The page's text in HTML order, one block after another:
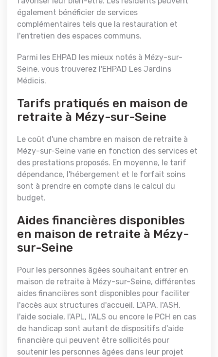
également bénéficier de services
complémentaires tels que la restauration et
l'entretien des espaces communs.
Parmi les EHPAD les mieux notés à Mézy-sur-
Seine, vous trouverez l'EHPAD Les Jardins
Médicis.
Tarifs pratiqués en maison de
retraite à Mézy-sur-Seine
Le coût d'une chambre en maison de retraite à
Mézy-sur-Seine varie en fonction des services et
des prestations proposés. En moyenne, le tarif
dépendance, l'hébergement et le forfait soins
sont à prendre en compte dans le calcul du
budget.
Aides financières disponibles
en maison de retraite à Mézy-
sur-Seine
Pour les personnes âgées souhaitant entrer en
maison de retraite à Mézy-sur-Seine, différentes
aides financières sont disponibles pour faciliter
l'accès aux structures d'accueil. L'APA, l'ASH,
l'aide sociale, l'APL, l'ALS ou encore le PCH en cas
de handicap sont autant de dispositifs d'aide
financière qui peuvent être sollicités pour
soutenir les personnes âgées dans leur projet